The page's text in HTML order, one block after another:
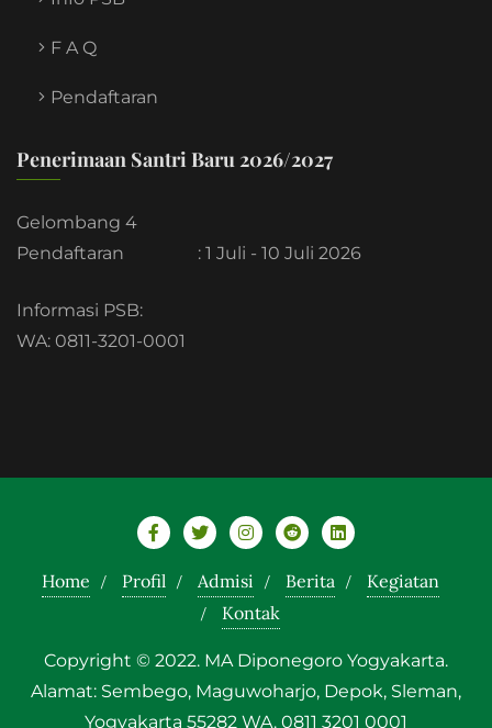
F A Q
Pendaftaran
Penerimaan Santri Baru 2026/2027
Gelombang 4
Pendaftaran
: 1 Juli - 10 Juli 2026
Informasi PSB:
WA: 0811-3201-0001
Home Profil Admisi Berita
Kegiatan
Kontak
Copyright © 2022. MA Diponegoro Yogyakarta.
Alamat: Sembego, Maguwoharjo, Depok, Sleman,
Yogyakarta 55282 WA. 0811 3201 0001